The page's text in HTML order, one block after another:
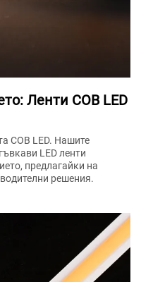
Ленти COB LED
COB LED. Нашите
LED ленти
предлагайки на
решения.